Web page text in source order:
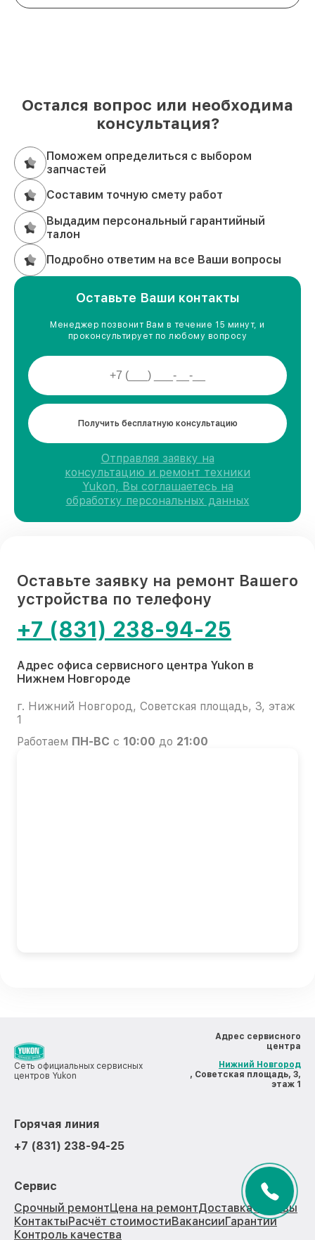
Остался вопрос или необходима
консультация?
Поможем определиться с выбором
запчастей
Составим точную смету работ
Выдадим персональный гарантийный
талон
Подробно ответим на все Ваши вопросы
Оставьте Ваши контакты
Менеджер позвонит Вам в течение 15 минут, и
проконсультирует по любому вопросу
Получить бесплатную консультацию
Отправляя заявку на
консультацию и ремонт техники
Yukon, Вы соглашаетесь на
обработку персональных данных
Оставьте заявку на ремонт Вашего
устройства по телефону
+7 (831) 238-94-25
Адрес офиса сервисного центра Yukon в
Нижнем Новгороде
г. Нижний Новгород, Советская площадь, 3, этаж
1
Работаем ПН-ВС с 10:00 до 21:00
Сеть официальных сервисных
центров Yukon
Адрес сервисного
центра
Нижний Новгород
, Советская площадь, 3,
этаж 1
Горячая линия
+7 (831) 238-94-25
Сервис
Срочный ремонтЦена на ремонтДоставкаОтзывы
КонтактыРасчёт стоимостиВакансииГарантии
Контроль качества